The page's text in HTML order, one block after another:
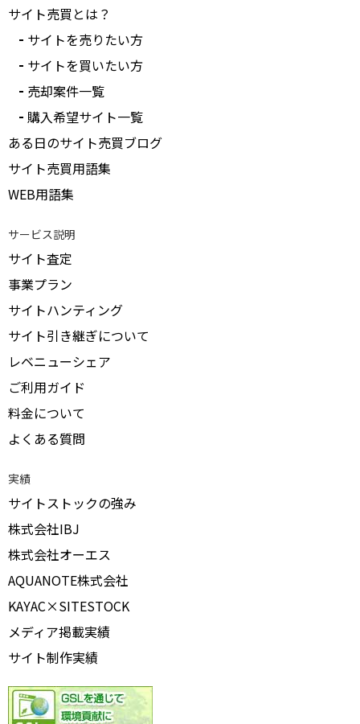
サイト売買とは？
サイトを売りたい方
サイトを買いたい方
売却案件一覧
購入希望サイト一覧
ある日のサイト売買ブログ
サイト売買用語集
WEB用語集
サービス説明
サイト査定
事業プラン
サイトハンティング
サイト引き継ぎについて
レベニューシェア
ご利用ガイド
料金について
よくある質問
実績
サイトストックの強み
株式会社IBJ
株式会社オーエス
AQUANOTE株式会社
KAYAC×SITESTOCK
メディア掲載実績
サイト制作実績